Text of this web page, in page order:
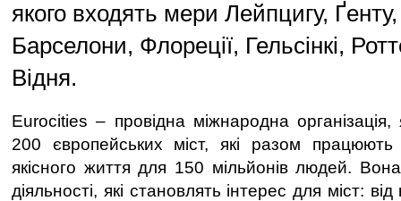
якого входять мери Лейпцигу,
Барселони, Флореції, Гельсінкі,
Відня.
Eurocities – провідна міжнародна
200 європейських міст, які разом
якісного життя для 150 мільйонів людей.
діяльності, які становлять інтерес для міст: